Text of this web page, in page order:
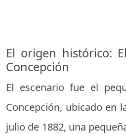
El origen histórico:
Concepción
El escenario fue el
Concepción, ubicado en
julio de 1882, una